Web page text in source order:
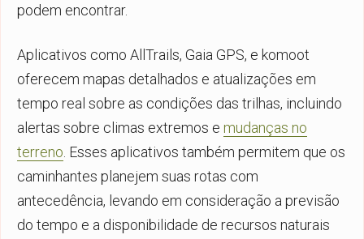
podem encontrar.
Aplicativos como AllTrails, Gaia GPS, e komoot
oferecem mapas detalhados e atualizações em
tempo real sobre as condições das trilhas, incluindo
alertas sobre climas extremos e mudanças no
terreno . Esses aplicativos também permitem que os
caminhantes planejem suas rotas com
antecedência, levando em consideração a previsão
do tempo e a disponibilidade de recursos naturais